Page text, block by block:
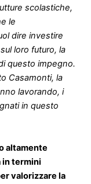
scolastiche,
le
dire investire
loro futuro, la
questo impegno.
Casamonti, la
lavorando, i
in questo
altamente
in termini
valorizzare la